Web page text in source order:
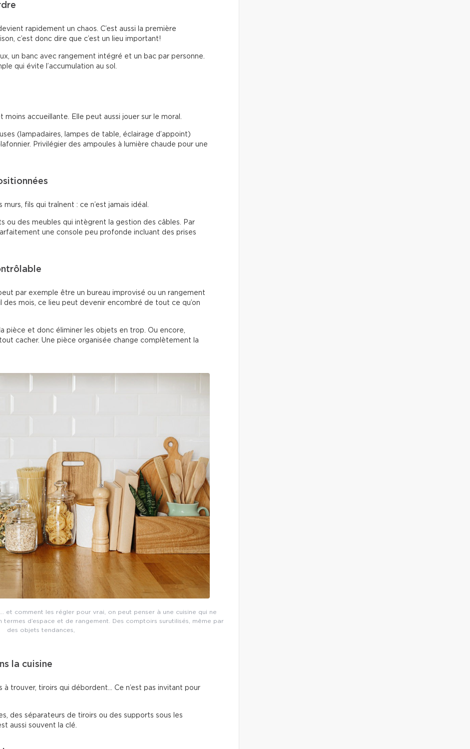
rapidement un chaos. C’est aussi la première
c’est donc dire que c’est un lieu important!
un banc avec rangement intégré et un bac par personne.
qui évite l’accumulation au sol.
accueillante. Elle peut aussi jouer sur le moral.
(lampadaires, lampes de table, éclairage d’appoint)
Privilégier des ampoules à lumière chaude pour une
fils qui traînent : ce n’est jamais idéal.
ou des meubles qui intègrent la gestion des câbles. Par
une console peu profonde incluant des prises
par exemple être un bureau improvisé ou un rangement
mois, ce lieu peut devenir encombré de tout ce qu’on
pièce et donc éliminer les objets en trop. Ou encore,
cacher. Une pièce organisée change complètement la
et comment les régler pour vrai, on peut penser à une cuisine qui ne
d’espace et de rangement. Des comptoirs surutilisés, même par
des objets tendances,
la cuisine
trouver, tiroirs qui débordent… Ce n’est pas invitant pour
des séparateurs de tiroirs ou des supports sous les
aussi souvent la clé.